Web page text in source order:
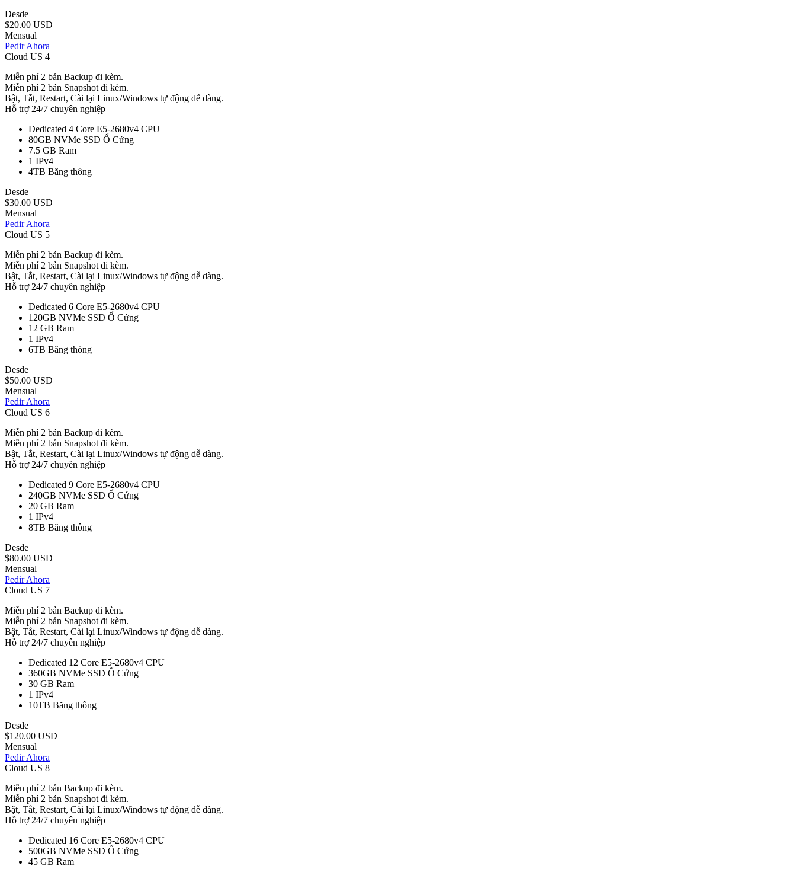
Desde
$20.00 USD
Mensual
Pedir Ahora
Cloud US 4
Miễn phí 2 bản Backup đi kèm.
Miễn phí 2 bản Snapshot đi kèm.
Bật, Tắt, Restart, Cài lại Linux/Windows tự động dễ dàng.
Hỗ trợ 24/7 chuyên nghiệp
Dedicated 4 Core E5-2680v4 CPU
80GB NVMe SSD Ổ Cứng
7.5 GB Ram
1 IPv4
4TB Băng thông
Desde
$30.00 USD
Mensual
Pedir Ahora
Cloud US 5
Miễn phí 2 bản Backup đi kèm.
Miễn phí 2 bản Snapshot đi kèm.
Bật, Tắt, Restart, Cài lại Linux/Windows tự động dễ dàng.
Hỗ trợ 24/7 chuyên nghiệp
Dedicated 6 Core E5-2680v4 CPU
120GB NVMe SSD Ổ Cứng
12 GB Ram
1 IPv4
6TB Băng thông
Desde
$50.00 USD
Mensual
Pedir Ahora
Cloud US 6
Miễn phí 2 bản Backup đi kèm.
Miễn phí 2 bản Snapshot đi kèm.
Bật, Tắt, Restart, Cài lại Linux/Windows tự động dễ dàng.
Hỗ trợ 24/7 chuyên nghiệp
Dedicated 9 Core E5-2680v4 CPU
240GB NVMe SSD Ổ Cứng
20 GB Ram
1 IPv4
8TB Băng thông
Desde
$80.00 USD
Mensual
Pedir Ahora
Cloud US 7
Miễn phí 2 bản Backup đi kèm.
Miễn phí 2 bản Snapshot đi kèm.
Bật, Tắt, Restart, Cài lại Linux/Windows tự động dễ dàng.
Hỗ trợ 24/7 chuyên nghiệp
Dedicated 12 Core E5-2680v4 CPU
360GB NVMe SSD Ổ Cứng
30 GB Ram
1 IPv4
10TB Băng thông
Desde
$120.00 USD
Mensual
Pedir Ahora
Cloud US 8
Miễn phí 2 bản Backup đi kèm.
Miễn phí 2 bản Snapshot đi kèm.
Bật, Tắt, Restart, Cài lại Linux/Windows tự động dễ dàng.
Hỗ trợ 24/7 chuyên nghiệp
Dedicated 16 Core E5-2680v4 CPU
500GB NVMe SSD Ổ Cứng
45 GB Ram